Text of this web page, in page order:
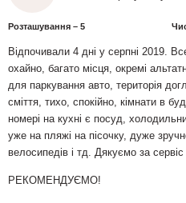
Розташування – 5
Відпочивали 4 дні у серпні 2019.
охайно, багато місця, окремі
для паркування авто, територія
сміття, тихо, спокійно, кімнати в
номері на кухні є посуд,
уже на пляжі на пісочку, дуже
велосипедів і тд. Дякуємо за сервіс
РЕКОМЕНДУЄМО!